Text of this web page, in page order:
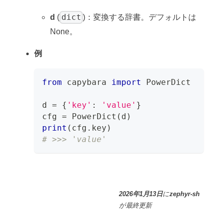
d ( dict )：変換する辞書。デフォルトは
None。
例
from capybara import PowerDict
d = { 'key' : 'value' }
cfg = PowerDict ( d )
print ( cfg . key )
# >>> 'value'
2026年1月13日にzephyr-sh
が最終更新